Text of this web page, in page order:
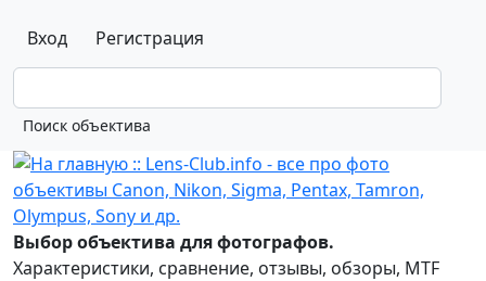
Вход Регистрация
Выбор объектива для фотографов.
Характеристики, сравнение, отзывы, обзоры, MTF